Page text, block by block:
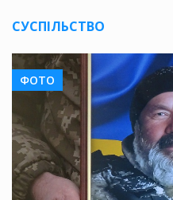
СУСПІЛЬСТВО
ФОТО